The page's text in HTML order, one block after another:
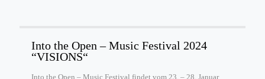
Into the Open – Music Festival 2024
“VISIONS“
Into the Open – Music Festival findet vom 23. – 28. Januar